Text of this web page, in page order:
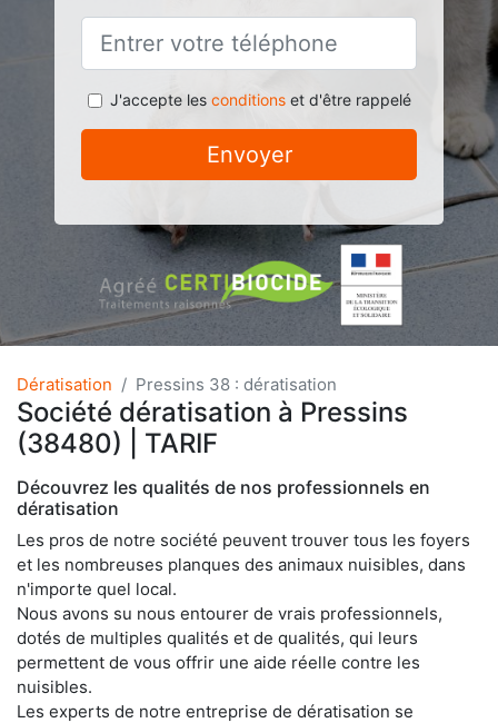
J'accepte les conditionset d'être rappelé
Envoyer
Dératisation Pressins 38 : dératisation
Société dératisation à Pressins
(38480) | TARIF
Découvrez les qualités de nos professionnels en
dératisation
Les pros de notre société peuvent trouver tous les foyers
et les nombreuses planques des animaux nuisibles, dans
n'importe quel local.
Nous avons su nous entourer de vrais professionnels,
dotés de multiples qualités et de qualités, qui leurs
permettent de vous offrir une aide réelle contre les
nuisibles.
Les experts de notre entreprise de dératisation se